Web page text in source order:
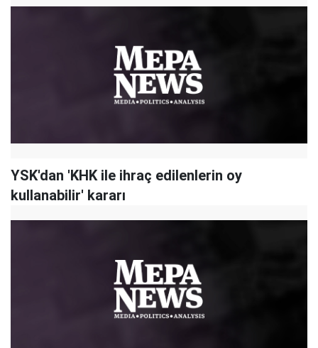
YSK'dan 'KHK ile ihraç edilenlerin oy
kullanabilir' kararı